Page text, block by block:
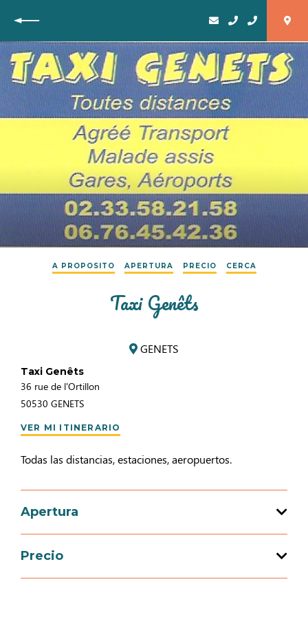
Vuelta
A PROPOSITO APERTURA PRECIO CERCA
Taxi Genêts
GENETS
Taxi Genêts
36 rue de l'Ortillon
50530 GENETS
VER MI ITINERARIO
Todas las distancias, estaciones, aeropuertos.
Apertura
Apertura del 01 enero 2026 al 31 diciembre
2026
Precio